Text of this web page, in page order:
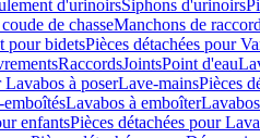
d'urinoirsSiphons d'urinoirs
de chasseManchons de
pour bidetsPièces détachées pour
RaccordsJointsPoint d'eau
Lavabos à poserLave-mainsPièces
emboîtésLavabos à emboîter
enfantsPièces détachées pour